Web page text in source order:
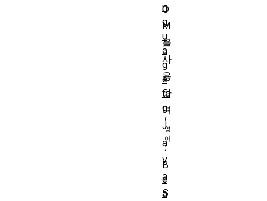
O
M
을
사
용
하
여
J
a
v
a
S
n
g
u
a
g
e
ta
g
B
e
a